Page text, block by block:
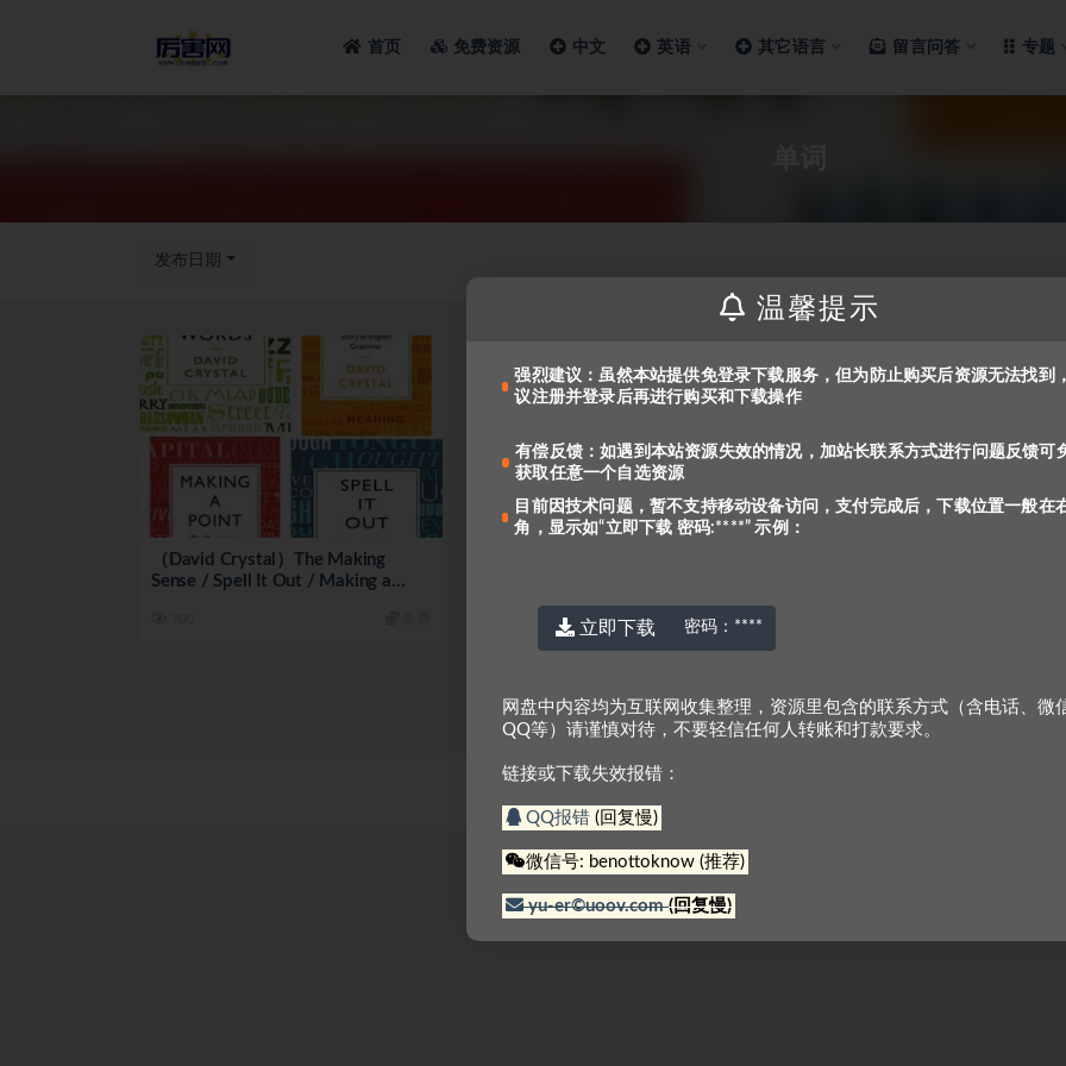
首页 免费资源 中文 英语 其它语言 留言问答 专题
发布日期
（David Crystal）The Making
Sense / Spell It Out / Making a
温馨提示
强烈建议：虽然本站提供免登录下载服务，但为防止购买后资源无法找到
议注册并登录后再进行购买和下载操作
有偿反馈：如遇到本站资源失效的情况，加站长联系方式进行问题反馈可
获取任意一个自选资源
目前因技术问题，暂不支持移动设备访问，支付完成后，下载位置一般在
角，显示如“立即下载 密码:****” 示例：
立即下载 密码： ****
网盘中内容均为互联网收集整理，资源里包含的联系方式（含电话、微
QQ等）请谨慎对待，不要轻信任何人转账和打款要求。
链接或下载失效报错：
QQ报错 (回复慢)
微信号: benottoknow (推荐)
yu-er©uoov.com(回复慢)